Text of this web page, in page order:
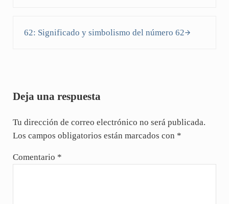
62: Significado y simbolismo del número 62
Deja una respuesta
Tu dirección de correo electrónico no será publicada.
Los campos obligatorios están marcados con *
Comentario *